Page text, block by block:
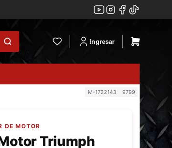
Ingresar
M-1722143 9799
DE MOTOR
Triumph